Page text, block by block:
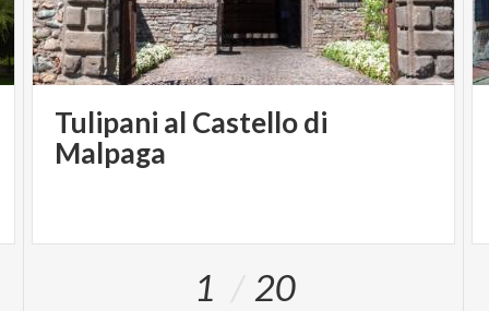
Tulipani al Castello di
Malpaga
1 20